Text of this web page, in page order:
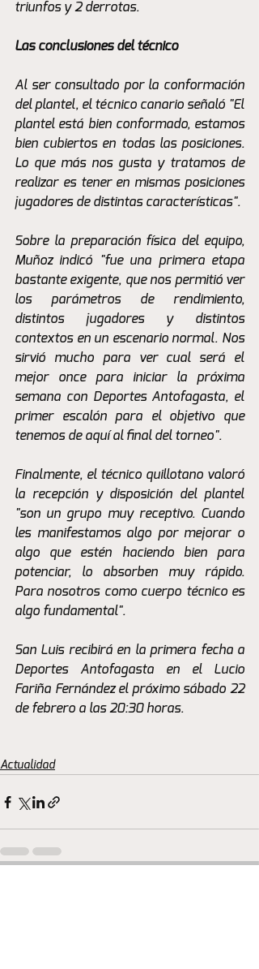
triunfos y 2 derrotas.
Las conclusiones del técnico
Al ser consultado por la conformación
del plantel, el técnico canario señaló "El
plantel está bien conformado, estamos
bien cubiertos en todas las posiciones.
Lo que más nos gusta y tratamos de
realizar es tener en mismas posiciones
jugadores de distintas características".
Sobre la preparación física del equipo,
Muñoz indicó "fue una primera etapa
bastante exigente, que nos permitió ver
los parámetros de rendimiento,
distintos jugadores y distintos
contextos en un escenario normal. Nos
sirvió mucho para ver cual será el
mejor once para iniciar la próxima
semana con Deportes Antofagasta, el
primer escalón para el objetivo que
tenemos de aquí al final del torneo".
Finalmente, el técnico quillotano valoró
la recepción y disposición del plantel
"son un grupo muy receptivo. Cuando
les manifestamos algo por mejorar o
algo que estén haciendo bien para
potenciar, lo absorben muy rápido.
Para nosotros como cuerpo técnico es
algo fundamental".
San Luis recibirá en la primera fecha a
Deportes Antofagasta en el Lucio
Fariña Fernández el próximo sábado 22
de febrero a las 20:30 horas.
Actualidad